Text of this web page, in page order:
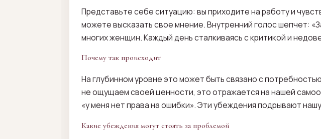
Представьте себе ситуацию: вы приходите на работу и
можете высказать свое мнение. Внутренний голос шепчет:
многих женщин. Каждый день сталкиваясь с критикой и
Почему так происходит
На глубинном уровне это может быть связано с
не ощущаем своей ценности, это отражается на нашей
«у меня нет права на ошибки». Эти убеждения подрывают
Какие убеждения могут стоять за проблемой